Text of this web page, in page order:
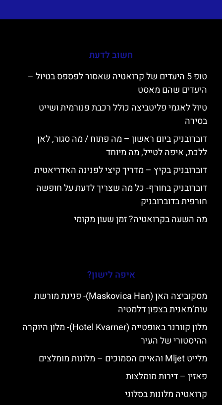
חשוב לדעת
טופ 5 היעדים של קרואטיה שאסור לפספס בטיול –
היעדים שהם מאסט
טיול לאגמי פליטביצה כולל רכבת פנורמית ושייט
בסירה
דוברובניק ביום ראשון – מה פתוח / מה סגור, לאן
ללכת, איפה לטייל, מה מיוחד
דוברובניק בקיץ – מדריך קיצי לפנינה האדריאטית
דוברובניק בחורף- כל מה שצריך לדעת על חופשה
חורפית בדוברובניק
מה השעה בקרואטיה? זמן שעון מקומי
איפה לישון?
מסקוביצה האן (Maskovica Han)- פנינת מורשת
עות’מאנית בצפון דלמטיה
מלון קוורנר באופטייה (Hotel Kvarner)- מלון היוקרה
ההיסטורי של העיר
מלייט Mljet והאיים הסמוכים – מלונות מומלצים
פאזין – דירות מומלצות
קרואטיה מלונות בסלוני